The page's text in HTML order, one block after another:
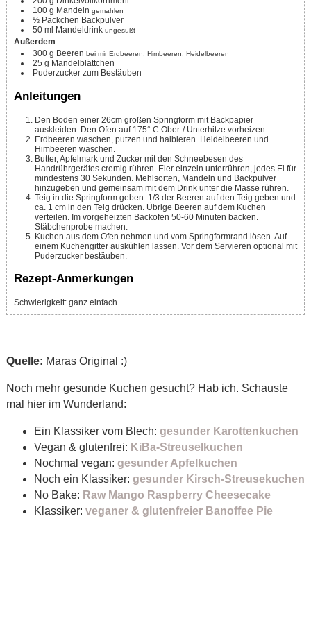
100 g Mandeln gemahlen
½ Päckchen Backpulver
50 ml Mandeldrink ungesüßt
Außerdem
300 g Beeren bei mir Erdbeeren, Himbeeren, Heidelbeeren
25 g Mandelblättchen
Puderzucker zum Bestäuben
Anleitungen
Den Boden einer 26cm großen Springform mit Backpapier
auskleiden. Den Ofen auf 175° C Ober-/ Unterhitze vorheizen.
Erdbeeren waschen, putzen und halbieren. Heidelbeeren und
Himbeeren waschen.
Butter, Apfelmark und Zucker mit den Schneebesen des
Handrührgerätes cremig rühren. Eier einzeln unterrühren, jedes Ei für
mindestens 30 Sekunden. Mehlsorten, Mandeln und Backpulver
hinzugeben und gemeinsam mit dem Drink unter die Masse rühren.
Teig in die Springform geben. 1/3 der Beeren auf den Teig geben und
ca. 1 cm in den Teig drücken. Übrige Beeren auf dem Kuchen
verteilen. Im vorgeheizten Backofen 50-60 Minuten backen.
Stäbchenprobe machen.
Kuchen aus dem Ofen nehmen und vom Springformrand lösen. Auf
einem Kuchengitter auskühlen lassen. Vor dem Servieren optional mit
Puderzucker bestäuben.
Rezept-Anmerkungen
Schwierigkeit: ganz einfach
Quelle: Maras Original :)
Noch mehr gesunde Kuchen gesucht? Hab ich. Schauste
mal hier im Wunderland:
Ein Klassiker vom Blech: gesunder Karottenkuchen
Vegan & glutenfrei: KiBa-Streuselkuchen
Nochmal vegan: gesunder Apfelkuchen
Noch ein Klassiker: gesunder Kirsch-Streusekuchen
No Bake: Raw Mango Raspberry Cheesecake
Klassiker: veganer & glutenfreier Banoffee Pie